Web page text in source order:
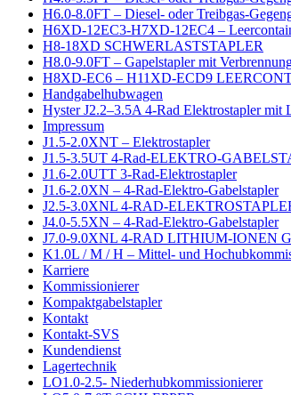
H6.0-8.0FT – Diesel- oder Treibgas-
H6XD-12EC3-H7XD-12EC4 –
H8-18XD SCHWERLASTSTAPLER
H8.0-9.0FT – Gapelstapler mit
H8XD-EC6 – H11XD-ECD9
Handgabelhubwagen
Hyster J2.2–3.5A 4-Rad Elektrostapler mit
Impressum
J1.5-2.0XNT – Elektrostapler
J1.5-3.5UT 4-Rad-ELEKTRO-
J1.6-2.0UTT 3-Rad-Elektrostapler
J1.6-2.0XN – 4-Rad-Elektro-Gabelstapler
J2.5-3.0XNL 4-RAD-
J4.0-5.5XN – 4-Rad-Elektro-Gabelstapler
J7.0-9.0XNL 4-RAD LITHIUM-IONEN
K1.0L / M / H – Mittel- und
Karriere
Kommissionierer
Kompaktgabelstapler
Kontakt
Kontakt-SVS
Kundendienst
Lagertechnik
LO1.0-2.5- Niederhubkommissionierer